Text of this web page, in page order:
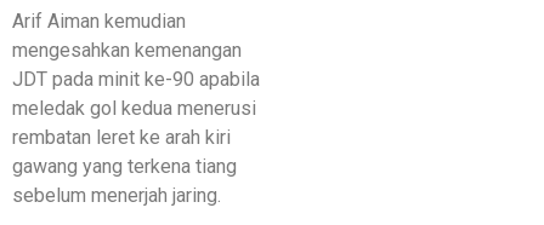
Arif Aiman kemudian
mengesahkan kemenangan
JDT pada minit ke-90 apabila
meledak gol kedua menerusi
rembatan leret ke arah kiri
gawang yang terkena tiang
sebelum menerjah jaring.